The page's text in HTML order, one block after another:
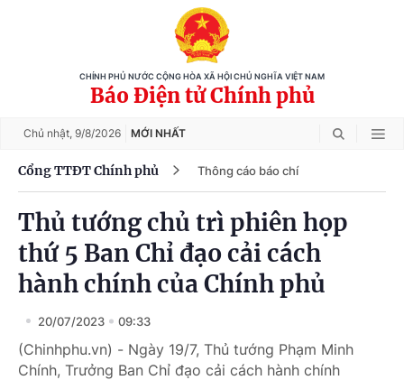
CHÍNH PHỦ NƯỚC CỘNG HÒA XÃ HỘI CHỦ NGHĨA VIỆT NAM
Báo Điện tử Chính phủ
Chủ nhật, 9/8/2026 MỚI NHẤT
Cổng TTĐT Chính phủ Thông cáo báo chí
Thủ tướng chủ trì phiên họp
thứ 5 Ban Chỉ đạo cải cách
hành chính của Chính phủ
20/07/2023 09:33
(Chinhphu.vn) - Ngày 19/7, Thủ tướng Phạm Minh
Chính, Trưởng Ban Chỉ đạo cải cách hành chính